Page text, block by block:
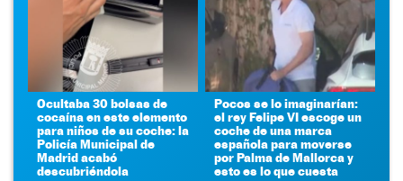
Ocultaba 30 bolsas de
cocaína en este elemento
para niños de su coche: la
Policía Municipal de
Madrid acabó
descubriéndola
Pocos se lo imaginarían:
el rey Felipe VI escoge un
coche de una marca
española para moverse
por Palma de Mallorca y
esto es lo que cuesta